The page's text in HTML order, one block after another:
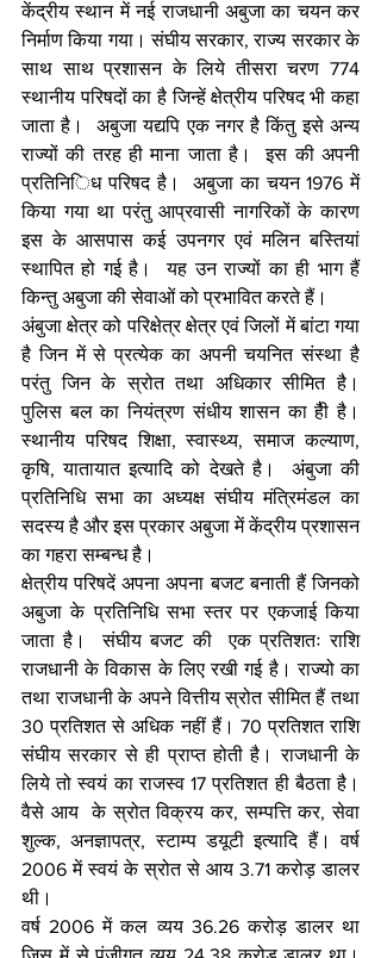
केंद्रीय स्थान में नई राजधानी अबुजा का चयन कर
निर्माण किया गया। संघीय सरकार, राज्य सरकार के
साथ साथ प्रशासन के लिये तीसरा चरण 774
स्थानीय परिषदों का है जिन्हें क्षेत्रीय परिषद भी कहा
जाता है।  अबुजा यद्यपि एक नगर है किंतु इसे अन्य
राज्यों की तरह ही माना जाता है।  इस की अपनी
प्रतिनि​िध परिषद है।  अबुजा का चयन 1976 में
किया गया था परंतु आप्रवासी नागरिकों के कारण
इस के आसपास कई उपनगर एवं मलिन बस्तियां
स्थापित हो गई है।  यह उन राज्यों का ही भाग हैं
किन्तु अबुजा की सेवाओं को प्रभावित करते हैं।
अंबुजा क्षेत्र को परिक्षेत्र क्षेत्र एवं जिलों में बांटा गया
है जिन में से प्रत्येक का अपनी चयनित संस्था है
परंतु जिन के स्रोत तथा अधिकार सीमित है।
पुलिस बल का नियंत्रण संधीय शासन का हैी है।
स्थानीय परिषद शिक्षा, स्वास्थ्य, समाज कल्याण,
कृषि, यातायात इत्यादि को देखते है।  अंबुजा की
प्रतिनिधि सभा का अध्यक्ष संघीय मंत्रिमंडल का
सदस्य है और इस प्रकार अबुजा में केंद्रीय प्रशासन
का गहरा सम्बन्ध है।
क्षेत्रीय परिषदें अपना अपना बजट बनाती हैं जिनको
अबुजा के प्रतिनिधि सभा स्तर पर एकजाई किया
जाता है।  संघीय बजट की  एक प्रतिशतः राशि
राजधानी के विकास के लिए रखी गई है। राज्यो का
तथा राजधानी के अपने वित्तीय स्रोत सीमित हैं तथा
30 प्रतिशत से अधिक नहीं हैं। 70 प्रतिशत राशि
संघीय सरकार से ही प्राप्त होती है। राजधानी के
लिये तो स्वयं का राजस्व 17 प्रतिशत ही बैठता है।
वैसे आय  के स्रोत विक्रय कर, सम्पत्ति कर, सेवा
शुल्क, अनज्ञापत्र, स्टाम्प डयूटी इत्यादि हैं। वर्ष
2006 में स्वयं के स्रोत से आय 3.71 करोड़ डालर
थी।
वर्ष 2006 में कल व्यय 36.26 करोड़ डालर था